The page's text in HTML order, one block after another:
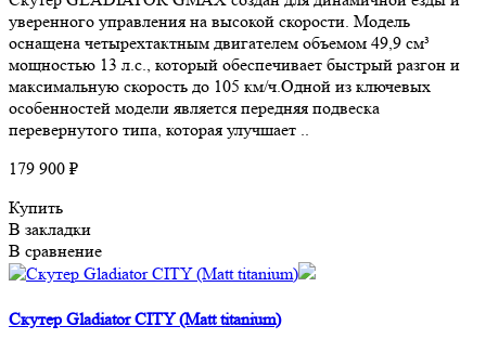
уверенного управления на высокой скорости. Модель
оснащена четырехтактным двигателем объемом 49,9 см³
мощностью 13 л.с., который обеспечивает быстрый разгон и
максимальную скорость до 105 км/ч.Одной из ключевых
особенностей модели является передняя подвеска
перевернутого типа, которая улучшает ..
179 900 ₽
Купить
В закладки
В сравнение
Скутер Gladiator CITY (Matt titanium)